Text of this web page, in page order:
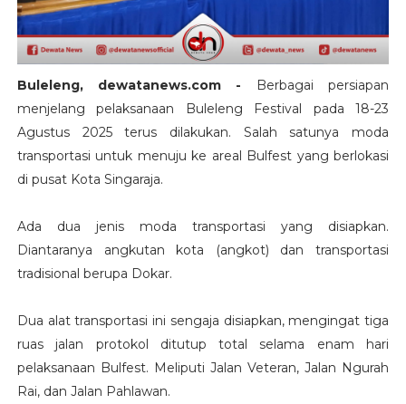
Buleleng, dewatanews.com - Berbagai persiapan
menjelang pelaksanaan Buleleng Festival pada 18-23
Agustus 2025 terus dilakukan. Salah satunya moda
transportasi untuk menuju ke areal Bulfest yang berlokasi
di pusat Kota Singaraja.
Ada dua jenis moda transportasi yang disiapkan.
Diantaranya angkutan kota (angkot) dan transportasi
tradisional berupa Dokar.
Dua alat transportasi ini sengaja disiapkan, mengingat tiga
ruas jalan protokol ditutup total selama enam hari
pelaksanaan Bulfest. Meliputi Jalan Veteran, Jalan Ngurah
Rai, dan Jalan Pahlawan.